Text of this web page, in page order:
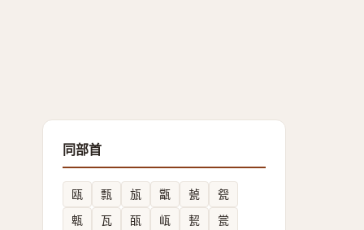
同部首
瓯 㼼 瓬 㽆 㼭
㼝
㼰
瓦 㼣 㼘 㼤 瓽